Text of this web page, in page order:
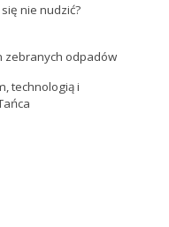
nie nudzić?
zebranych odpadów
technologią i